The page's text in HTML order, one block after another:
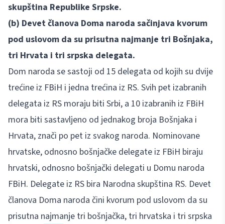
skupština Republike Srpske.
(b) Devet članova Doma naroda sačinjava kvorum
pod uslovom da su prisutna najmanje tri Bošnjaka,
tri Hrvata i tri srpska delegata.
Dom naroda se sastoji od 15 delegata od kojih su dvije
trećine iz FBiH i jedna trećina iz RS. Svih pet izabranih
delegata iz RS moraju biti Srbi, a 10 izabranih iz FBiH
mora biti sastavljeno od jednakog broja Bošnjaka i
Hrvata, znači po pet iz svakog naroda. Nominovane
hrvatske, odnosno bošnjačke delegate iz FBiH biraju
hrvatski, odnosno bošnjački delegati u Domu naroda
FBiH. Delegate iz RS bira Narodna skupština RS. Devet
članova Doma naroda čini kvorum pod uslovom da su
prisutna najmanje tri bošnjačka, tri hrvatska i tri srpska